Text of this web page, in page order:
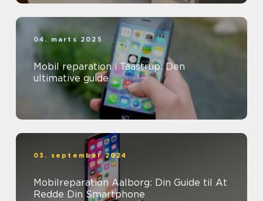
04. marts 2025
Mobil reparation i Taastrup: Den
ultimative guide
03. september 2024
Mobilreparation Aalborg: Din Guide til At
Redde Din Smartphone